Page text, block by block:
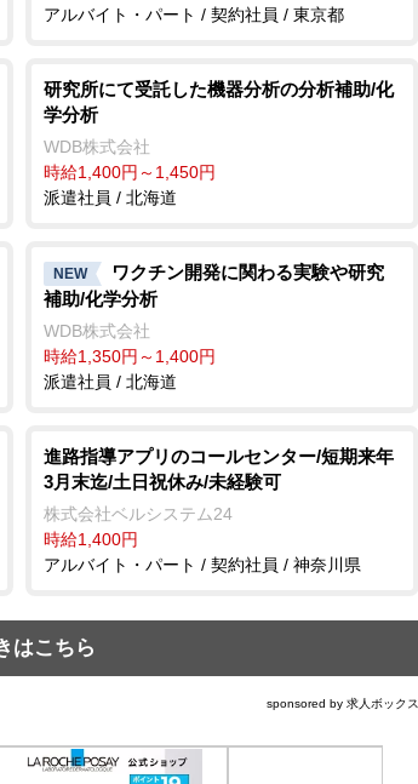
アルバイト・パート / 契約社員 / 東京都
研究所にて受託した機器分析の分析補助/化
学分析
WDB株式会社
時給1,400円～1,450円
派遣社員 / 北海道
NEW
ワクチン開発に関わる実験や研究
補助/化学分析
WDB株式会社
時給1,350円～1,400円
派遣社員 / 北海道
進路指導アプリのコールセンター/短期来年
3月末迄/土日祝休み/未経験可
株式会社ベルシステム24
時給1,400円
アルバイト・パート / 契約社員 / 神奈川県
はこちら
sponsored by 求人ボックス